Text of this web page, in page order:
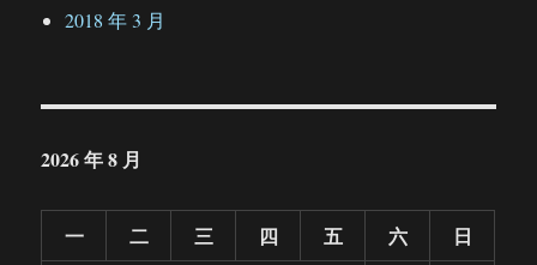
2018 年 3 月
2026 年 8 月
一 二 三 四 五 六 日